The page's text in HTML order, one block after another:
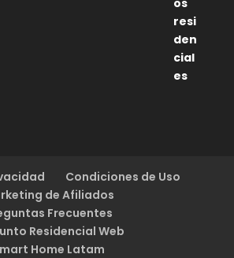
Condiciones de Uso
de Afiliados
Frecuentes
Residencial Web
Home Latam